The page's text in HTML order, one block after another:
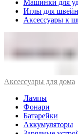
Машинки для
Иглы для
Аксессуары к
Аксессуары для дома
Лампы
Фонари
Батарейки
Аккумуляторы